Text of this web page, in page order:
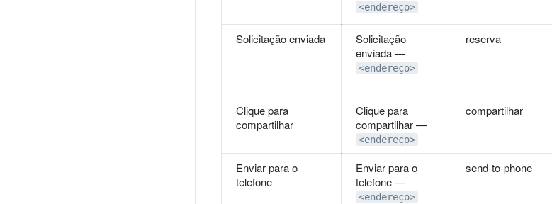
<endereço>
Solicitação enviada
Solicitação
enviada —
<endereço>
reserva
Clique para
compartilhar
Clique para
compartilhar —
<endereço>
compartilhar
Enviar para o
telefone
Enviar para o
telefone —
<endereço>
send-to-phone